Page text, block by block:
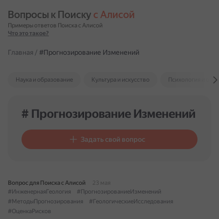
Вопросы к Поиску с Алисой
Примеры ответов Поиска с Алисой
Что это такое?
Главная / #Прогнозирование Изменений
Наука и образование Культура и искусство Психология и
# Прогнозирование Изменений
Задать свой вопрос
Вопрос для Поиска с Алисой
23 мая
#ИнженернаяГеология
#ПрогнозированиеИзменений
#МетодыПрогнозирования
#ГеологическиеИсследования
#ОценкаРисков